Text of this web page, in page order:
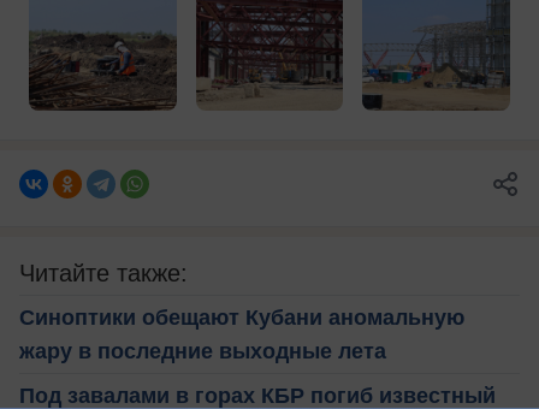
Читайте также:
Синоптики обещают Кубани аномальную
жару в последние выходные лета
Под завалами в горах КБР погиб известный